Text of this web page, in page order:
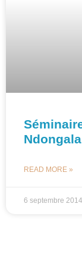
READ MORE »
6 septembre 2014